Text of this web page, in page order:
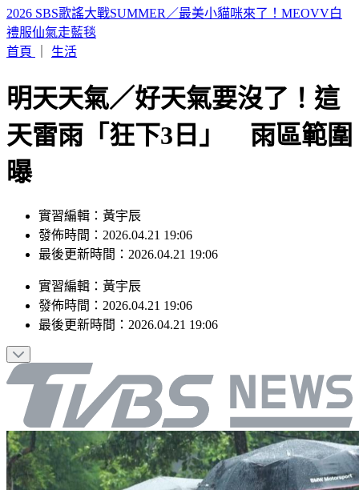
濱海作戰區指揮部首次參訓！驗證近岸打擊、反制共軍登陸
首頁｜ 生活
明天天氣／好天氣要沒了！這
天雷雨「狂下3日」 雨區範圍
曝
發佈時間：2026.04.21 19:06
最後更新時間：2026.04.21 19:06
發佈時間： 2026.04.21 19:06
最後更新時間：2026.04.21 19:06